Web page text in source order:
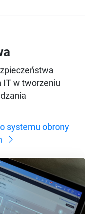
IT w tworzeniu
systemu obrony